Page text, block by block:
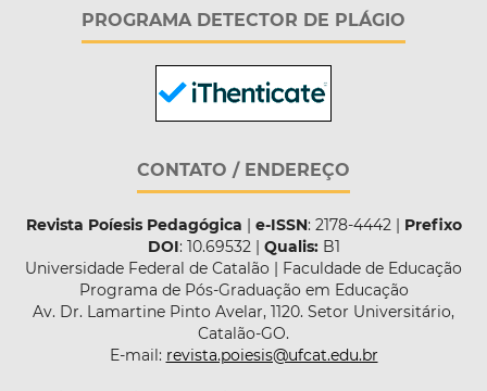
PROGRAMA DETECTOR DE PLÁGIO
CONTATO / ENDEREÇO
Revista Poíesis Pedagógica | e-ISSN: 2178-4442 | Prefixo
DOI: 10.69532 | Qualis:B1
Universidade Federal de Catalão | Faculdade de Educação
Programa de Pós-Graduação em Educação
Av. Dr. Lamartine Pinto Avelar, 1120. Setor Universitário,
Catalão-GO.
E-mail: revista.poiesis@ufcat.edu.br